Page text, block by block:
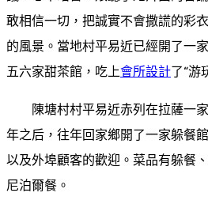
敢相信一切，把誠實不會撒謊的彩
的風景。當地村平易近已經開了一
五六家甜茶館，吃上會所設計了“游
陳塘村村平易近赤列在拉薩一
年之后，往年回家鄉開了一家躲餐
以及外埠顧客的歡迎。菜品有躲餐
尼泊爾餐。